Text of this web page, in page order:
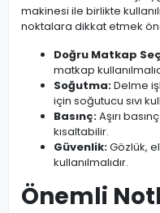
makinesi ile birlikte
noktalara dikkat etmek
Doğru Matkap
matkap
Soğutma:Delme
için soğutucu sıvı
Basınç:Aşırı
kısaltabilir.
Güvenlik:Gözlük,
kullanılmalıdır.
Önemli